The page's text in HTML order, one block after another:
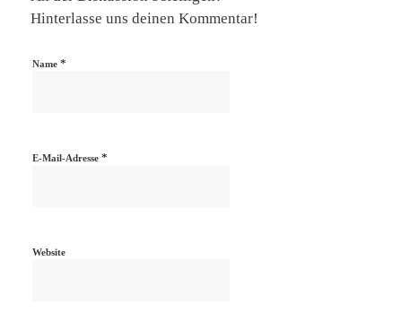
Hinterlasse uns deinen Kommentar!
Name *
E-Mail-Adresse *
Website